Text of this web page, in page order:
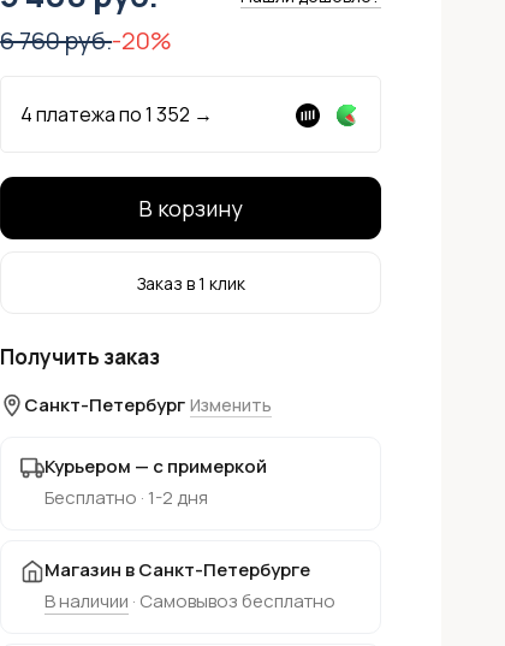
6 760 руб.-20%
4 платежа по1 352 →
В корзину
Заказ в 1 клик
Получить заказ
Санкт-Петербург Изменить
Курьером — с примеркой
Бесплатно · 1-2 дня
Магазин в Санкт-Петербурге
В наличии · Самовывоз бесплатно